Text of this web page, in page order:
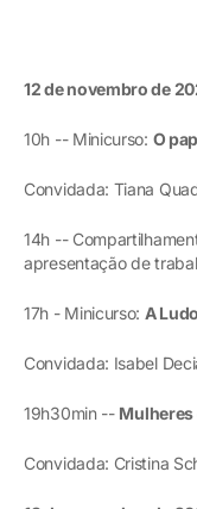
12 de novembro de
10h -- Minicurso: O
Convidada: Tiana
14h --
apresentação de
17h - Minicurso: A
Convidada: Isabel
19h30min -- Mulheres
Convidada: Cristina